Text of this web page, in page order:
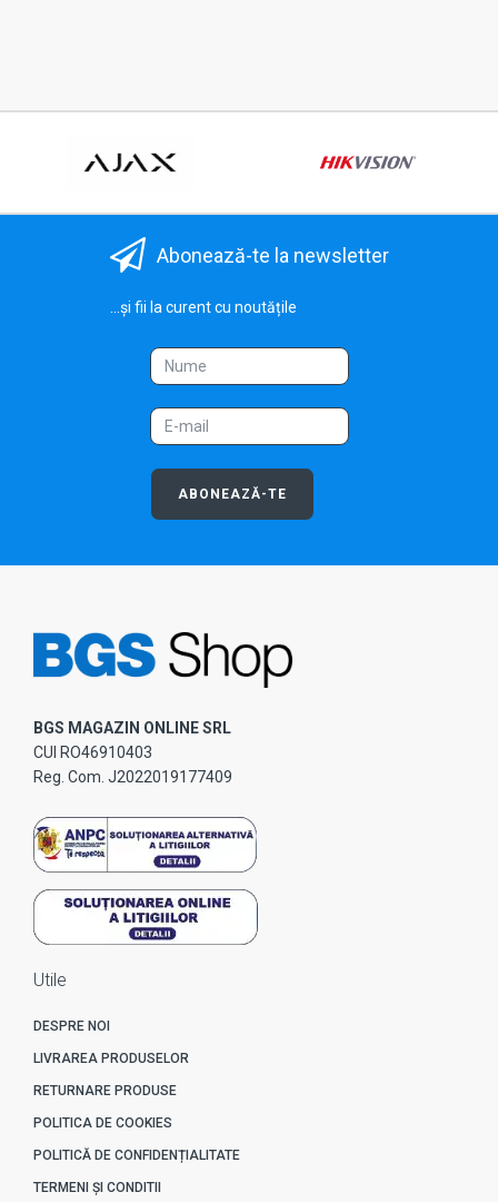
Abonează-te la newsletter
...și fii la curent cu noutățile
ABONEAZĂ-TE
BGS MAGAZIN ONLINE SRL
CUI RO46910403
Reg. Com. J2022019177409
Utile
DESPRE NOI
LIVRAREA PRODUSELOR
RETURNARE PRODUSE
POLITICA DE COOKIES
POLITICĂ DE CONFIDENȚIALITATE
TERMENI ȘI CONDITII